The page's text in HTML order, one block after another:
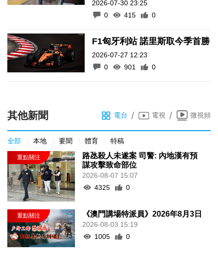
通關便利化機制
2026-07-30 23:25
0
415 0
F1匈牙利站 諾里斯取今季首勝
2026-07-27 12:23
0
901 0
其他新聞 電台 / 電視 / 微視頻
全部 本地 要聞 體育 特稿
路氹殺人未遂案 司警: 內地漢有預
謀攻擊致命部位
2026-08-07 15:07
4325
0
《澳門講場特派員》2026年8月3日
2026-08-03 15:19
1005
0